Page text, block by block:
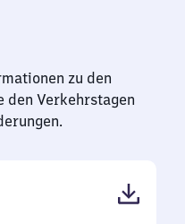
zu den
den Verkehrstagen